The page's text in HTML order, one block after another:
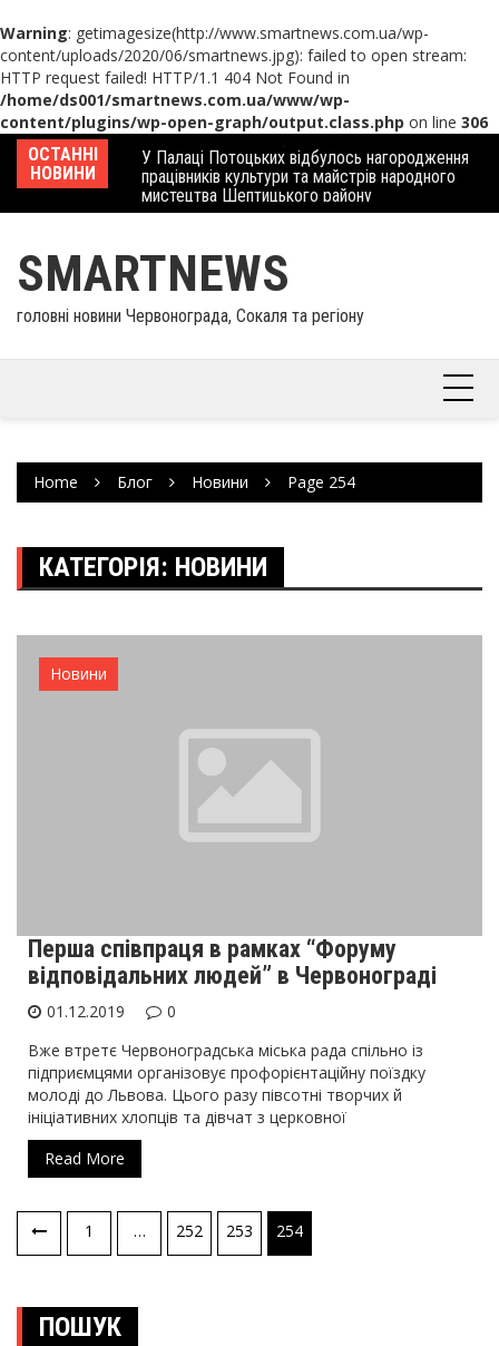
Warning: getimagesize(http://www.smartnews.com.ua/wp-
content/uploads/2020/06/smartnews.jpg): failed to open stream:
HTTP request failed! HTTP/1.1 404 Not Found in
/home/ds001/smartnews.com.ua/www/wp-
content/plugins/wp-open-graph/output.class.php on line 306
Skip
content
ОСТАННІ
НОВИНИ
У Палаці Потоцьких відбулось нагородження
працівників культури та майстрів народного
мистецтва Шептицького району
SMARTNEWS
головні новини Червонограда, Сокаля та регіону
Home Блог Новини Page 254
КАТЕГОРІЯ: НОВИНИ
Новини
Перша співпраця в рамках “Форуму
відповідальних людей” в Червонограді
01.12.2019
0
Вже втретє Червоноградська міська рада спільно із
підприємцями організовує профорієнтаційну поїздку
молоді до Львова. Цього разу півсотні творчих й
ініціативних хлопців та дівчат з церковної
Read More
Навігація
1 … 252 253 254
ПОШУК